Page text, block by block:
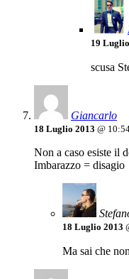
19
scusa
Giancarlo
18 Luglio 2013 @
Non a caso esiste il
Imbarazzo = disagio
18 Luglio 2013
Ma sai che